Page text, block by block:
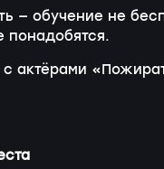
— обучение не
понадобятся.
актёрами